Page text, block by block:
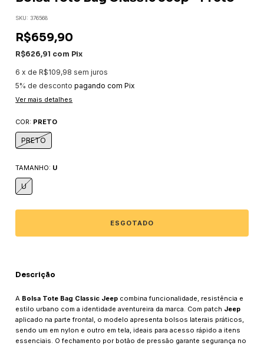
SKU: 376568
R$659,90
R$626,91 com Pix
6 x deR$109,98 sem juros
5% de desconto pagando com Pix
Ver mais detalhes
COR: PRETO
PRETO
TAMANHO: U
U
Descrição
A Bolsa Tote Bag Classic Jeep combina funcionalidade, resistência e
estilo urbano com a identidade aventureira da marca. Com patch Jeep
aplicado na parte frontal, o modelo apresenta bolsos laterais práticos,
sendo um em nylon e outro em tela, ideais para acesso rápido a itens
essenciais. O fechamento por botão de pressão garante segurança no